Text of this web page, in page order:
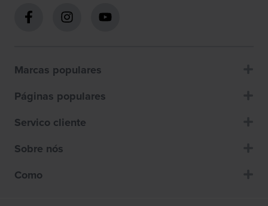
Marcas populares
Páginas populares
Servico cliente
Sobre nós
Como